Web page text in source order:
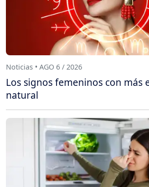
Noticias • AGO 6 / 2026
Los signos femeninos con más
natural